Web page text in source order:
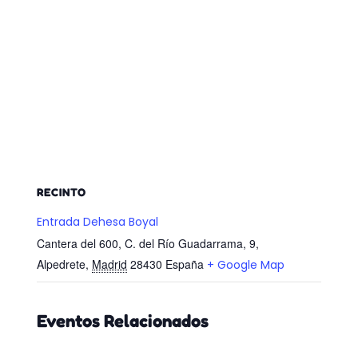
RECINTO
Entrada Dehesa Boyal
Cantera del 600, C. del Río Guadarrama, 9,
Alpedrete, Madrid 28430 España + Google Map
Eventos Relacionados